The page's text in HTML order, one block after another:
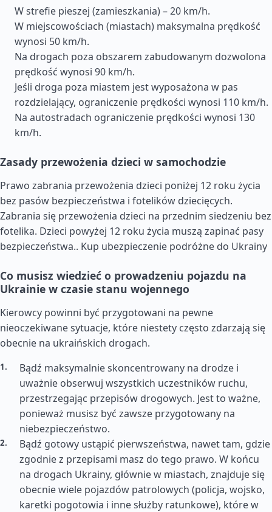
W strefie pieszej (zamieszkania) – 20 km/h.
W miejscowościach (miastach) maksymalna prędkość
wynosi 50 km/h.
Na drogach poza obszarem zabudowanym dozwolona
prędkość wynosi 90 km/h.
Jeśli droga poza miastem jest wyposażona w pas
rozdzielający, ograniczenie prędkości wynosi 110 km/h.
Na autostradach ograniczenie prędkości wynosi 130
km/h.
Zasady przewożenia dzieci w samochodzie
Prawo zabrania przewożenia dzieci poniżej 12 roku życia
bez pasów bezpieczeństwa i fotelików dziecięcych.
Zabrania się przewożenia dzieci na przednim siedzeniu bez
fotelika. Dzieci powyżej 12 roku życia muszą zapinać pasy
bezpieczeństwa.. Kup ubezpieczenie podróżne do Ukrainy
Co musisz wiedzieć o prowadzeniu pojazdu na
Ukrainie w czasie stanu wojennego
Kierowcy powinni być przygotowani na pewne
nieoczekiwane sytuacje, które niestety często zdarzają się
obecnie na ukraińskich drogach.
Bądź maksymalnie skoncentrowany na drodze i
uważnie obserwuj wszystkich uczestników ruchu,
przestrzegając przepisów drogowych. Jest to ważne,
ponieważ musisz być zawsze przygotowany na
niebezpieczeństwo.
Bądź gotowy ustąpić pierwszeństwa, nawet tam, gdzie
zgodnie z przepisami masz do tego prawo. W końcu
na drogach Ukrainy, głównie w miastach, znajduje się
obecnie wiele pojazdów patrolowych (policja, wojsko,
karetki pogotowia i inne służby ratunkowe), które w